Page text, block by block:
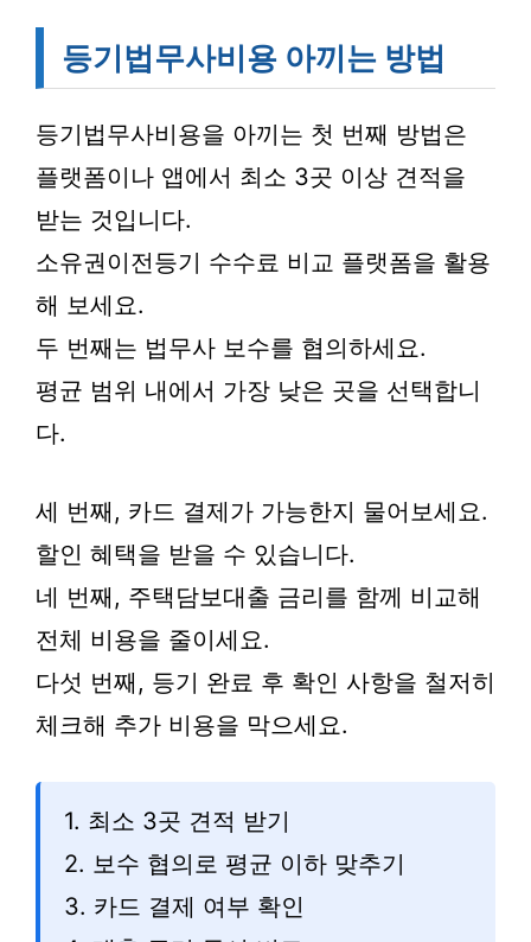
등기법무사비용 아끼는 방법
등기법무사비용을 아끼는 첫 번째 방법은
플랫폼이나 앱에서 최소 3곳 이상 견적을
받는 것입니다.
소유권이전등기 수수료 비교 플랫폼을 활용
해 보세요.
두 번째는 법무사 보수를 협의하세요.
평균 범위 내에서 가장 낮은 곳을 선택합니
다.
세 번째, 카드 결제가 가능한지 물어보세요.
할인 혜택을 받을 수 있습니다.
네 번째, 주택담보대출 금리를 함께 비교해
전체 비용을 줄이세요.
다섯 번째, 등기 완료 후 확인 사항을 철저히
체크해 추가 비용을 막으세요.
1. 최소 3곳 견적 받기
2. 보수 협의로 평균 이하 맞추기
3. 카드 결제 여부 확인